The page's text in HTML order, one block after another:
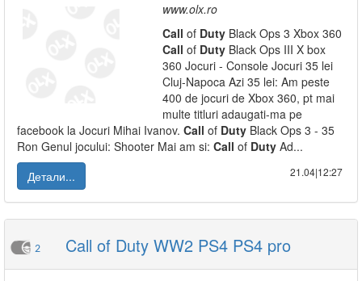
www.olx.ro
Call of Duty Black Ops 3 Xbox 360
Call of Duty Black Ops III X box
360 Jocuri - Console Jocuri 35 lei
Cluj-Napoca Azi 35 lei: Am peste
400 de jocuri de Xbox 360, pt mai
multe titluri adaugati-ma pe
facebook la Jocuri Mihai Ivanov. Call of Duty Black Ops 3 - 35
Ron Genul jocului: Shooter Mai am si: Call of Duty Ad...
Детали...
21.04|12:27
2 Call of Duty WW2 PS4 PS4 pro